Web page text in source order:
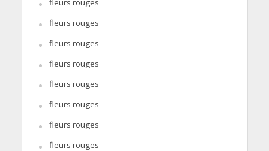
fleurs rouges
fleurs rouges
fleurs rouges
fleurs rouges
fleurs rouges
fleurs rouges
fleurs rouges
fleurs rouges